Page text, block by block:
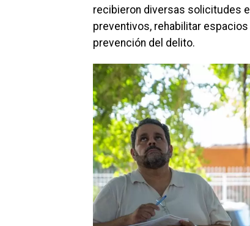
recibieron diversas solicitudes
preventivos, rehabilitar
prevención del delito.